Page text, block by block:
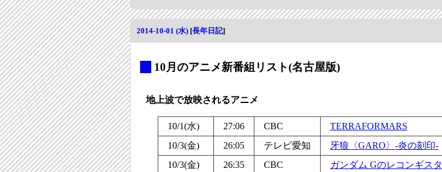
2014-10-01 (水) [長年日記]
10月のアニメ新番組リスト(名古屋版)
地上波で放映されるアニメ
10/1(水) 27:06 CBC
TERRAFORMARS
10/3(金)
26:05 テレビ愛知
牙狼〈GARO〉-炎の刻印-
10/3(金)
26:35 CBC ガンダム Gのレコンギスタ